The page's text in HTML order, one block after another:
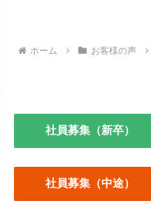
ホーム お客様の声
社員募集（新卒）
社員募集（中途）